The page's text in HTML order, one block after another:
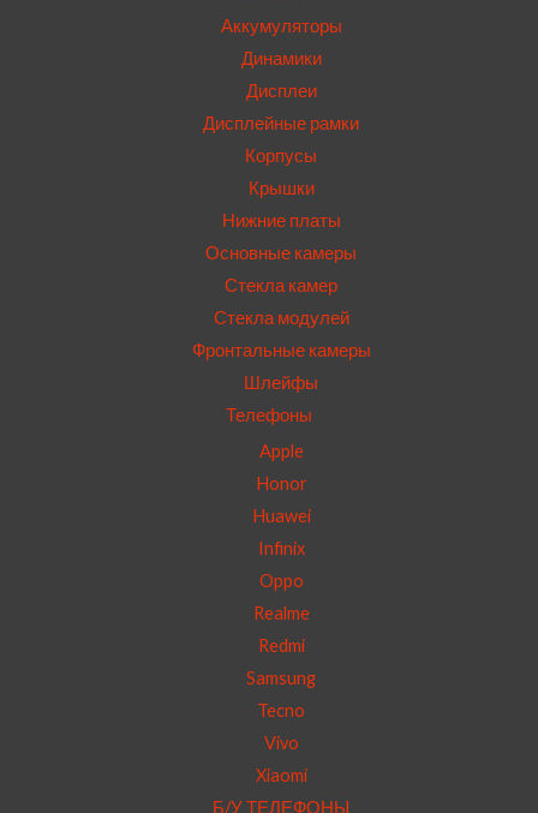
Аккумуляторы
Динамики
Дисплеи
Дисплейные рамки
Корпусы
Крышки
Нижние платы
Основные камеры
Стекла камер
Стекла модулей
Фронтальные камеры
Шлейфы
Телефоны
Apple
Honor
Huawei
Infinix
Oppo
Realme
Redmi
Samsung
Tecno
Vivo
Xiaomi
Б/У ТЕЛЕФОНЫ